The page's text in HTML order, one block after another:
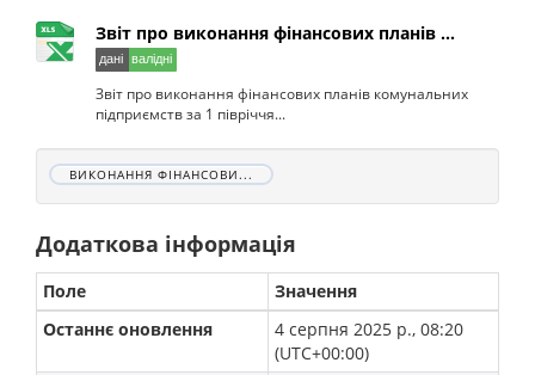
Звіт про виконання фінансових планів ...
Звіт про виконання фінансових планів комунальних
підприємств за 1 півріччя...
ВИКОНАННЯ ФІНАНСОВИ...
Додаткова інформація
Поле
Значення
Останнє оновлення
4 серпня 2025 р., 08:20
(UTC+00:00)